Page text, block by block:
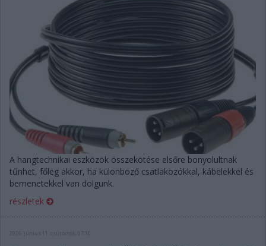
A hangtechnikai eszközök összekötése elsőre bonyolultnak
tűnhet, főleg akkor, ha különböző csatlakozókkal, kábelekkel és
bemenetekkel van dolgunk.
részletek
2026. június 11. csütörtök, 07:10